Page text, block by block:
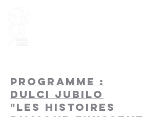
Programme :
Dulci Jubilo
"Les Histoires